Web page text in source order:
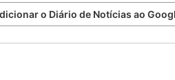
o Diário de Notícias ao